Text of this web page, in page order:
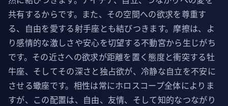
共有するからです。また、その空間への欲求を尊重す
る、自由を愛する射手座とも結びつきます。摩擦は、よ
り感情的な激しさや安心を切望する不動宮から生じがち
です。その近さへの欲求が距離を置く態度と衝突する牡
牛座、そしてその深さと独占欲が、冷静な自立を不安に
させる蠍座です。相性は常にホロスコープ全体によりま
すが、この配置は、自由、友情、そして知的なつながり